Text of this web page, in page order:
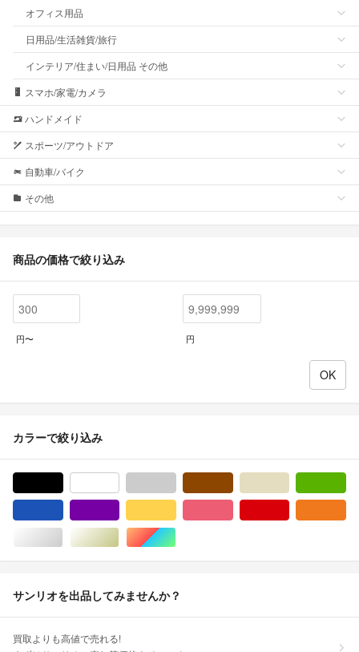
オフィス用品
日用品/生活雑貨/旅行
インテリア/住まい/日用品 その他
スマホ/家電/カメラ
ハンドメイド
スポーツ/アウトドア
自動車/バイク
その他
商品の価格で絞り込み
円〜 円
カラーで絞り込み
シルバー/銀色系ゴールド/金色系マルチカラー
サンリオを出品してみませんか？
買取よりも高値で売れる!